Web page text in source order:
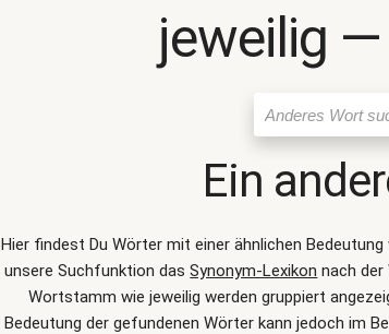
jeweilig
Ein
Hier findest Du Wörter mit einer ähnlichen
unsere Suchfunktion dasSynonym-Lexikon nach
Wortstamm wie jeweilig werden gruppiert
Bedeutung der gefundenen Wörter kann jedoch im